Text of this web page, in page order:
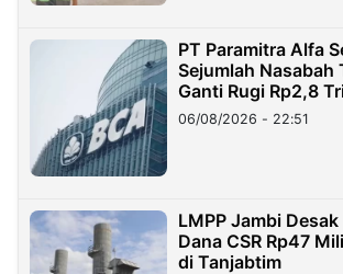
PT Paramitra Alfa
Sejumlah Nasabah
Ganti Rugi Rp2,8
06/08/2026 - 22:51
LMPP Jambi
Dana CSR Rp47
di Tanjabtim